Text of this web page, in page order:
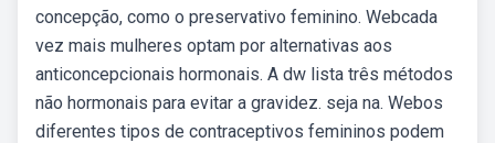
concepção, como o preservativo feminino. Webcada
vez mais mulheres optam por alternativas aos
anticoncepcionais hormonais. A dw lista três métodos
não hormonais para evitar a gravidez. seja na. Webos
diferentes tipos de contraceptivos femininos podem